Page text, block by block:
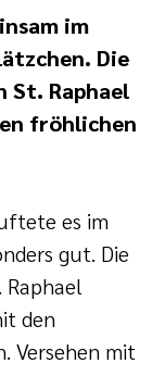
im
Die
St. Raphael
fröhlichen
es im
gut. Die
den
Versehen mit